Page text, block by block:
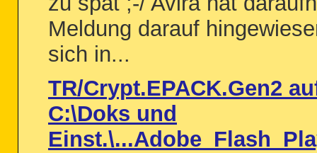
Meldung darauf
sich in...
TR/Crypt.EPACK.Gen2
C:\Doks und